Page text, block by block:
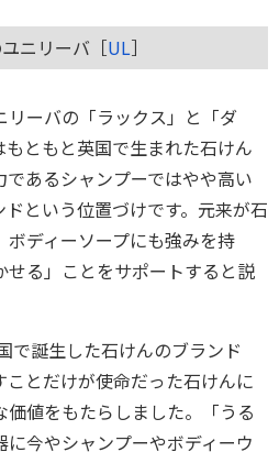
ニリーバ［UL］
リーバの「ラックス」と「ダ
ともと英国で生まれた石けん
あるシャンプーではやや高い
という位置づけです。元来が石
ディーソープにも強みを持
せる」ことをサポートすると説
で誕生した石けんのブランド
とだけが使命だった石けんに
価値をもたらしました。「うる
今やシャンプーやボディーウ